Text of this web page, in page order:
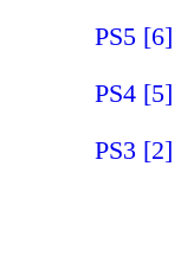
PS5 [6]
PS4 [5]
PS3 [2]